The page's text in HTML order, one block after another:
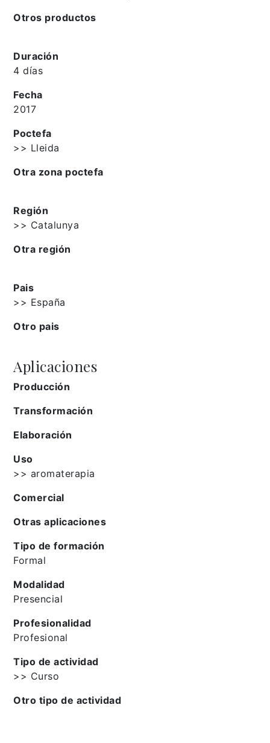
Otros productos
Duración
4 días
Fecha
2017
Poctefa
>> Lleida
Otra zona poctefa
Región
>> Catalunya
Otra región
Pais
>> España
Otro pais
Aplicaciones
Producción
Transformación
Elaboración
Uso
>> aromaterapia
Comercial
Otras aplicaciones
Tipo de formación
Formal
Modalidad
Presencial
Profesionalidad
Profesional
Tipo de actividad
>> Curso
Otro tipo de actividad